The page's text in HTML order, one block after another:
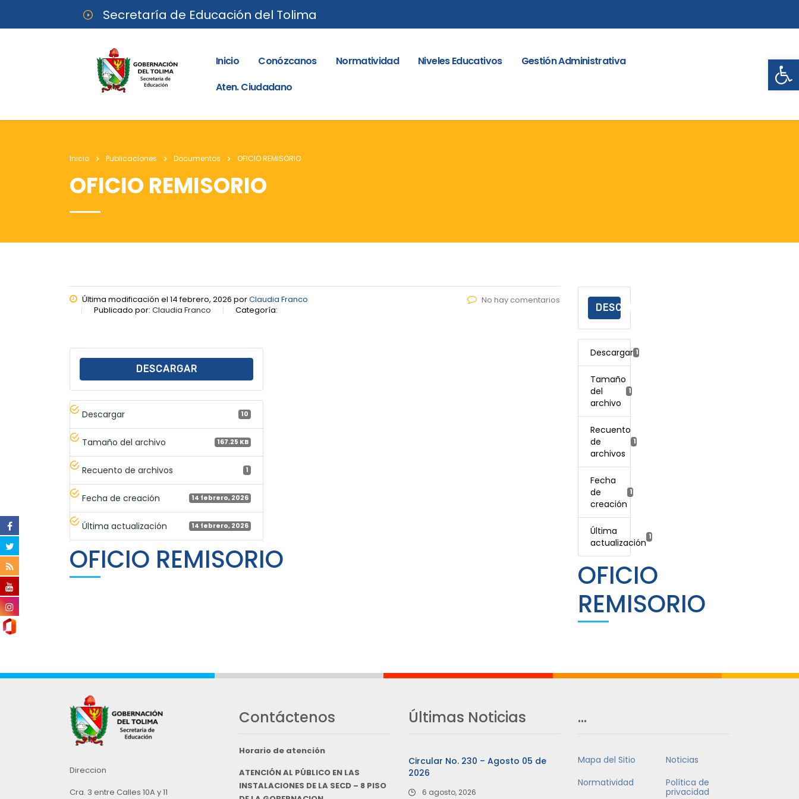
Secretaría de Educación del Tolima
Inicio Conózcanos Normatividad Niveles Educativos
Gestión Administrativa
Aten. Ciudadano
Inicio Publicaciones Documentos OFICIO REMISORIO
OFICIO REMISORIO
Última modificación el 14 febrero, 2026 porClaudia Franco
Publicado por: Claudia Franco Categoría:
No hay comentarios
DESCARGAR
Descargar 10
Tamaño del archivo 167.25 KB
Recuento de archivos 1
Fecha de creación 14 febrero, 2026
Última actualización 14 febrero, 2026
OFICIO REMISORIO
DESCARGAR
Descargar 10
Tamaño
del
archivo
167.25 KB
Recuento
de
archivos
1
Fecha
de
creación
14 febrero, 2026
Última
actualización
14 febrero, 2026
OFICIO
REMISORIO
Direccion
Cra. 3 entre Calles 10A y 11
Contáctenos
Horario de atención
ATENCIÓN AL PÚBLICO EN LAS
INSTALACIONES DE LA SECD – 8 PISO
Últimas Noticias
Circular No. 230 – Agosto 05 de
2026
6 agosto, 2026
…
Mapa del Sitio
Noticias
Normatividad
Política de
privacidad